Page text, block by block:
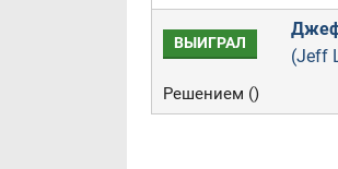
ВЫИГРАЛ
(Jeff
Решением ()